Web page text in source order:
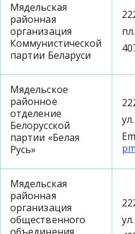
Мядельская
районная
организация
Коммунистической
партии Беларуси
Мядельское
районное
отделение
Белорусской
партии «Белая
Русь»
Мядельская
районная
организация
общественного